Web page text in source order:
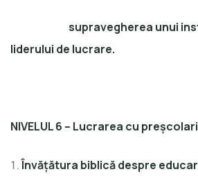
supravegherea unui
liderului de lucrare.
NIVELUL 6 – Lucrarea cu
Învățătura biblică despre